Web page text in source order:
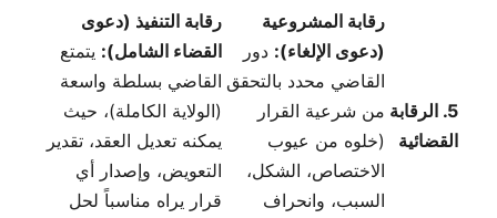
5. الرقابة
القضائية
رقابة المشروعية
(دعوى الإلغاء): دور
القاضي محدد بالتحقق
من شرعية القرار
(خلوه من عيوب
الاختصاص، الشكل،
السبب، وانحراف
رقابة التنفيذ (دعوى
القضاء الشامل): يتمتع
القاضي بسلطة واسعة
(الولاية الكاملة)، حيث
يمكنه تعديل العقد، تقدير
التعويض، وإصدار أي
قرار يراه مناسباً لحل